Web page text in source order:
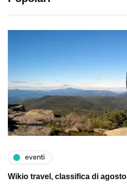
eventi
Wikio travel, classifica di agosto